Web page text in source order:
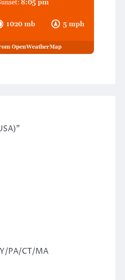
1020 mb 5 mph
8:05 pm
OpenWeatherMap
PA/CT/MA